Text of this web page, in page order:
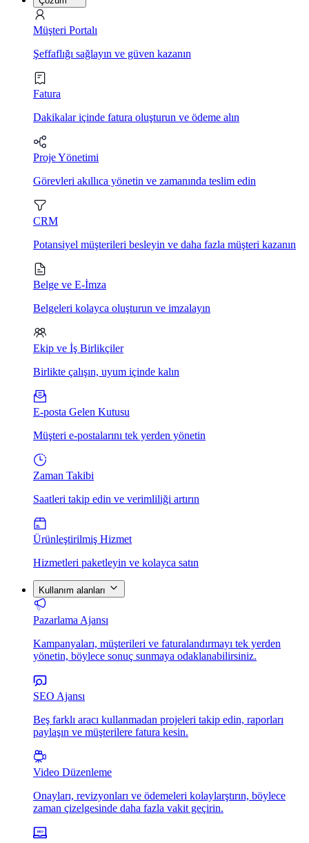
Müşteri Portalı
Şeffaflığı sağlayın ve güven kazanın
Fatura
Dakikalar içinde fatura oluşturun ve ödeme alın
Proje Yönetimi
Görevleri akıllıca yönetin ve zamanında teslim edin
CRM
Potansiyel müşterileri besleyin ve daha fazla müşteri kazanın
Belge ve E-İmza
Belgeleri kolayca oluşturun ve imzalayın
Ekip ve İş Birlikçiler
Birlikte çalışın, uyum içinde kalın
E-posta Gelen Kutusu
Müşteri e-postalarını tek yerden yönetin
Zaman Takibi
Saatleri takip edin ve verimliliği artırın
Ürünleştirilmiş Hizmet
Hizmetleri paketleyin ve kolayca satın
Kullanım alanları
Pazarlama Ajansı
Kampanyaları, müşterileri ve faturalandırmayı tek yerden
yönetin, böylece sonuç sunmaya odaklanabilirsiniz.
SEO Ajansı
Beş farklı aracı kullanmadan projeleri takip edin, raporları
paylaşın ve müşterilere fatura kesin.
Video Düzenleme
Onayları, revizyonları ve ödemeleri kolaylarştırın, böylece
zaman çizelgesinde daha fazla vakit geçirin.